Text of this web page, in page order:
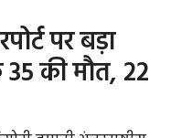
पर बड़ा
की मौत, 22